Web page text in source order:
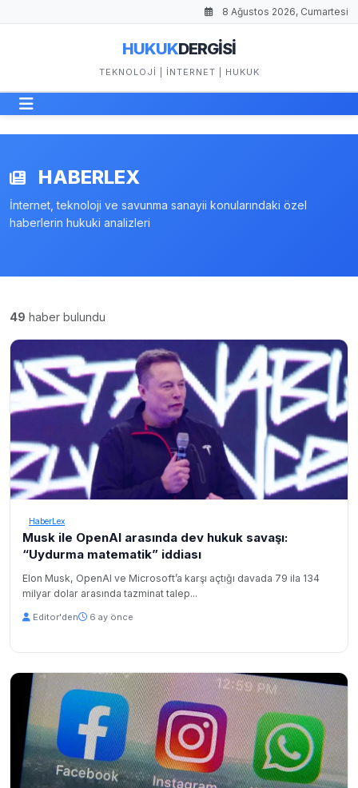
8 Ağustos 2026, Cumartesi
HUKUKDERGİSİ
TEKNOLOJI | İNTERNET | HUKUK
HABERLEX
İnternet, teknoloji ve savunma sanayii konularındaki özel
haberlerin hukuki analizleri
49 haber bulundu
HaberLex
Musk ile OpenAI arasında dev hukuk savaşı:
“Uydurma matematik” iddiası
Elon Musk, OpenAI ve Microsoft’a karşı açtığı davada 79 ila 134
milyar dolar arasında tazminat talep...
Editor'den 6 ay önce